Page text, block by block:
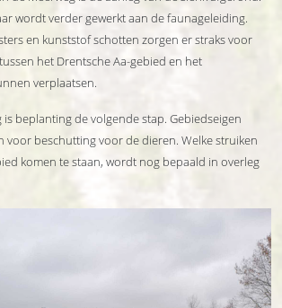
wordt verder gewerkt aan de faunageleiding.
en kunststof schotten zorgen er straks voor
het Drentsche Aa-gebied en het
verplaatsen.
beplanting de volgende stap. Gebiedseigen
voor beschutting voor de dieren. Welke struiken
komen te staan, wordt nog bepaald in overleg